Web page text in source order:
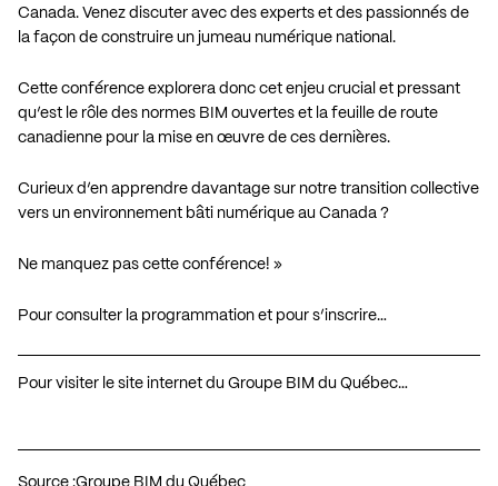
Canada. Venez discuter avec des experts et des passionnés de
la façon de construire un jumeau numérique national.
Cette conférence explorera donc cet enjeu crucial et pressant
qu’est le rôle des normes BIM ouvertes et la feuille de route
canadienne pour la mise en œuvre de ces dernières.
Curieux d’en apprendre davantage sur notre transition collective
vers un environnement bâti numérique au Canada ?
Ne manquez pas cette conférence! »
Pour consulter la programmation et pour s’inscrire…
Pour visiter le site internet du Groupe BIM du Québec…
Source :Groupe BIM du Québec